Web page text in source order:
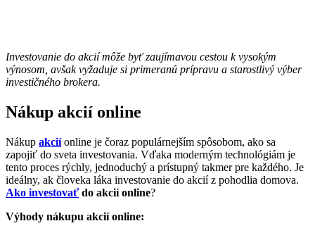
Investovanie do akcií môže byť zaujímavou cestou k vysokým
výnosom, avšak vyžaduje si primeranú prípravu a starostlivý výber
investičného brokera.
Nákup akcií online
Nákup akciíonline je čoraz populárnejším spôsobom, ako sa
zapojiť do sveta investovania. Vďaka moderným technológiám je
tento proces rýchly, jednoduchý a prístupný takmer pre každého. Je
ideálny, ak človeka láka investovanie do akcií z pohodlia domova.
Ako investovaťdo akcií online?
Výhody nákupu akcií online: